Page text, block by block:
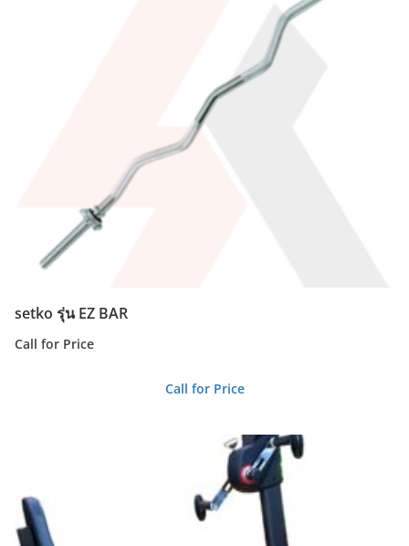
setko รุ่น EZ BAR
Call for Price
Call for Price